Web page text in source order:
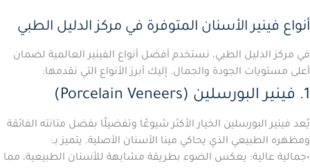
أنواع فينير الأسنان المتوفرة في مركز الدليل الطبي
في مركز الدليل الطبي، نستخدم أفضل أنواع الفينير العالمية لضمان
أعلى مستويات الجودة والجمال. إليك أبرز الأنواع التي نقدمها:
1. فينير البورسلين (Porcelain Veneers)
يُعد فينير البورسلين الخيار الأكثر شيوعًا وتفضيلًا بفضل متانته الفائقة
ومظهره الطبيعي الذي يحاكي مينا الأسنان الأصلية. يتميز بـ:
•جمالية عالية: يعكس الضوء بطريقة مشابهة للأسنان الطبيعية، مما